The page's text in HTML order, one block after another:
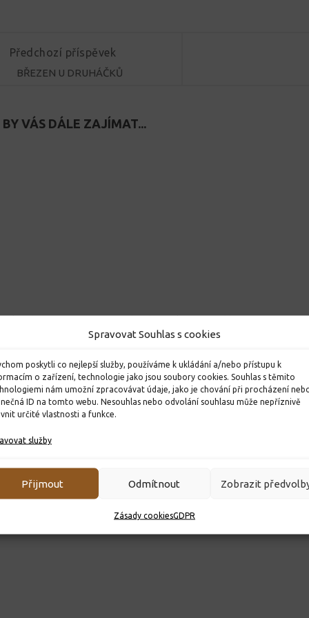
Spravovat Souhlas s cookies
poskytli co nejlepší služby, používáme k ukládání a/nebo přístupu k
o zařízení, technologie jako jsou soubory cookies. Souhlas s těmito
nám umožní zpracovávat údaje, jako je chování při procházení
ID na tomto webu. Nesouhlas nebo odvolání souhlasu může nepříznivě
určité vlastnosti a funkce.
služby
Přijmout Odmítnout Zobrazit
Zásady cookiesGDPR
Předchozí příspěvek
BŘEZEN U DRUHÁČKŮ
VÁS DÁLE ZAJÍMAT...
do
Zimní radovánky 7. A třídy
19. 3. 2026